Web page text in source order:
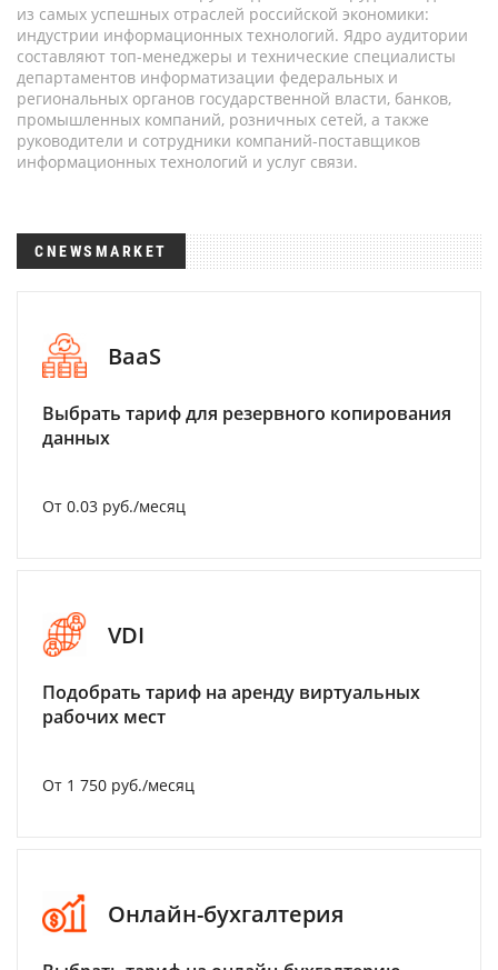
из самых успешных отраслей российской экономики:
индустрии информационных технологий. Ядро аудитории
составляют топ-менеджеры и технические специалисты
департаментов информатизации федеральных и
региональных органов государственной власти, банков,
промышленных компаний, розничных сетей, а также
руководители и сотрудники компаний-поставщиков
информационных технологий и услуг связи.
CNEWSMARKET
BaaS
Выбрать тариф для резервного копирования
данных
От 0.03 руб./месяц
VDI
Подобрать тариф на аренду виртуальных
рабочих мест
От 1 750 руб./месяц
Онлайн-бухгалтерия